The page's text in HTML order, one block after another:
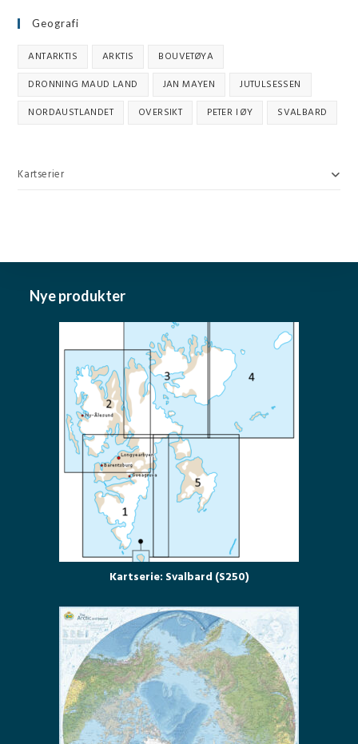
Geografi
ANTARKTIS ARKTIS
BOUVETØYA
DRONNING MAUD LAND
JAN MAYEN
JUTULSESSEN
NORDAUSTLANDET
OVERSIKT PETER I ØY SVALBARD
Kartserier
Nye produkter
Kartserie: Svalbard (S250)